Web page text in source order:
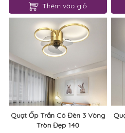
Thêm vào giỏ
Quạt Ốp Trần Có Đèn 3 Vòng
Tròn Đẹp 140